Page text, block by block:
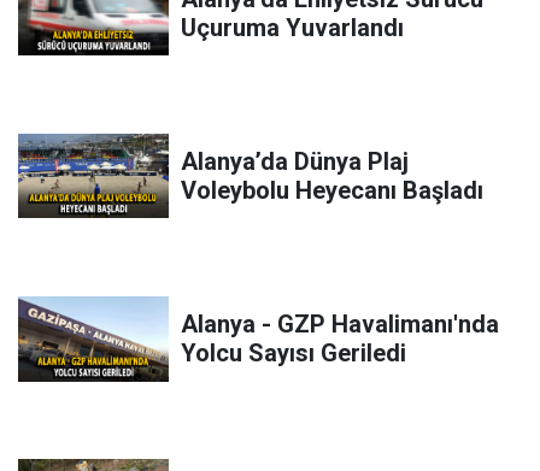
Uçuruma Yuvarlandı
Alanya’da Dünya Plaj
Voleybolu Heyecanı Başladı
Alanya - GZP Havalimanı'nda
Yolcu Sayısı Geriledi